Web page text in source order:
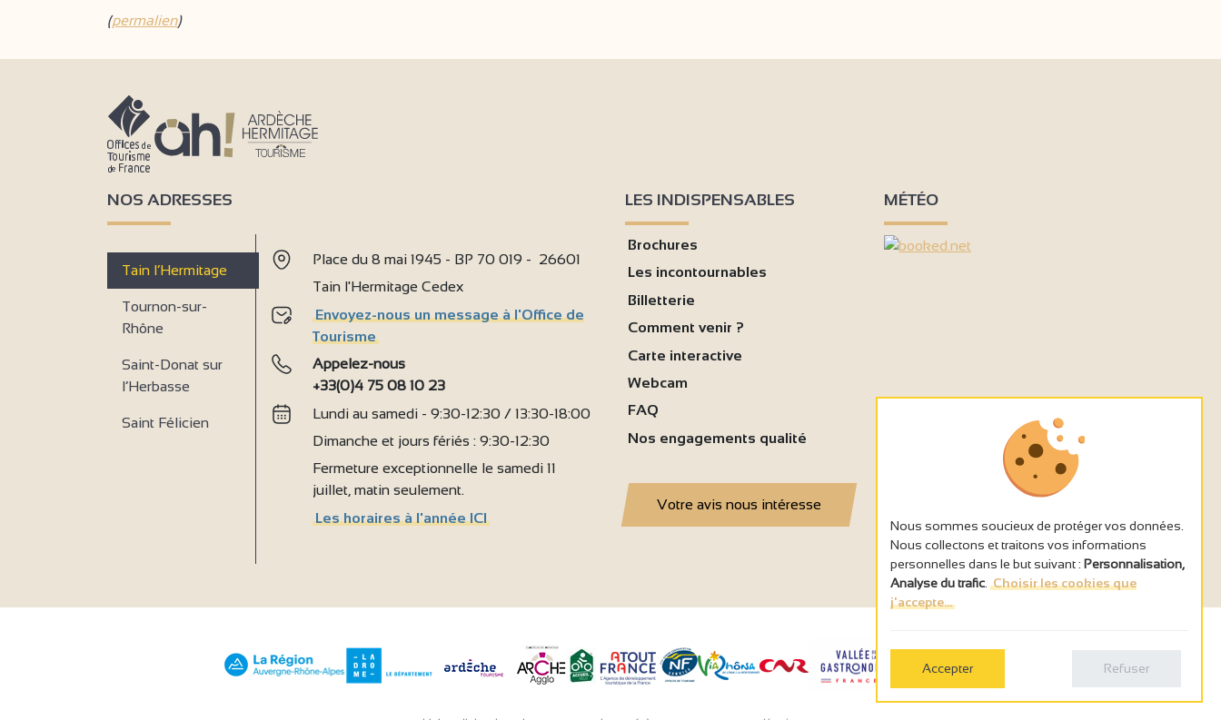
(permalien)
NOS ADRESSES
Tain l’Hermitage
Tournon-sur-
Rhône
Saint-Donat sur
l’Herbasse
Saint Félicien
Place du 8 mai 1945 - BP 70 019 - 26601
Tain l'Hermitage Cedex
Envoyez-nous un message à l'Office de
Tourisme
Appelez-nous
+33(0)4 75 08 10 23
Lundi au samedi - 9:30-12:30 / 13:30-18:00
Dimanche et jours fériés : 9:30-12:30
Fermeture exceptionnelle le samedi 11
juillet, matin seulement.
Les horaires à l'année ICI
LES INDISPENSABLES
Brochures
Les incontournables
Billetterie
Comment venir ?
Carte interactive
Webcam
FAQ
Nos engagements qualité
Votre avis nous intéresse
MÉTÉO
Nous sommes soucieux de protéger vos données.
Nous collectons et traitons vos informations
personnelles dans le but suivant : Personnalisation,
Analyse du trafic Choisir les cookies que
j'accepte...
Accepter Refuser